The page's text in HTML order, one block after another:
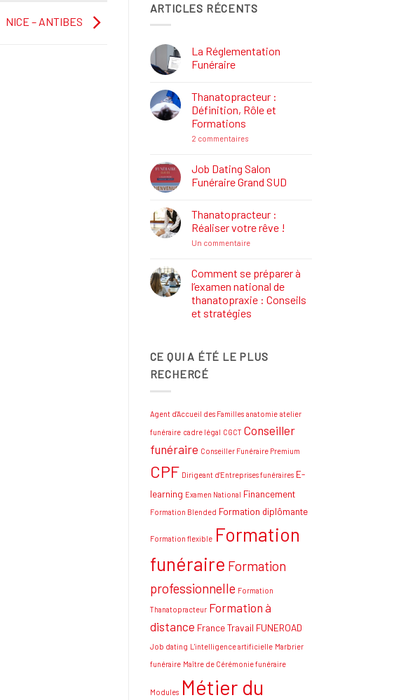
NICE – ANTIBES
ARTICLES RÉCENTS
La Réglementation
Funéraire
sur
La
Réglementation
Funéraire
Thanatopracteur :
Définition, Rôle et
Formations
2 commentairessur
Définition,
Rôle
et
Job Dating Salon
Funéraire Grand SUD
sur
Job
Dating
Salon
SUD
Thanatopracteur :
Réaliser votre rêve !
Un commentairesur
Réaliser
votre
rêve
!
Comment se préparer à
l’examen national de
thanatopraxie : Conseils
et stratégies
Comment
se
préparer
thanatopraxie
Conseils
stratégies
CE QUI A ÉTÉ LE PLUS
RECHERCÉ
Agent d'Accueil des Familles anatomie atelier
funéraire cadre légal CGCT Conseiller
funéraire Conseiller Funéraire Premium
CPF Dirigeant d'Entreprises funéraires E-
learning Examen National Financement
Formation Blended Formation diplômante
Formation flexible Formation
funéraire Formation
professionnelle Formation
Thanatopracteur Formation à
distance France Travail FUNEROAD
Job dating L'intelligence artificielle Marbrier
funéraire Maître de Cérémonie funéraire
Modules Métier du